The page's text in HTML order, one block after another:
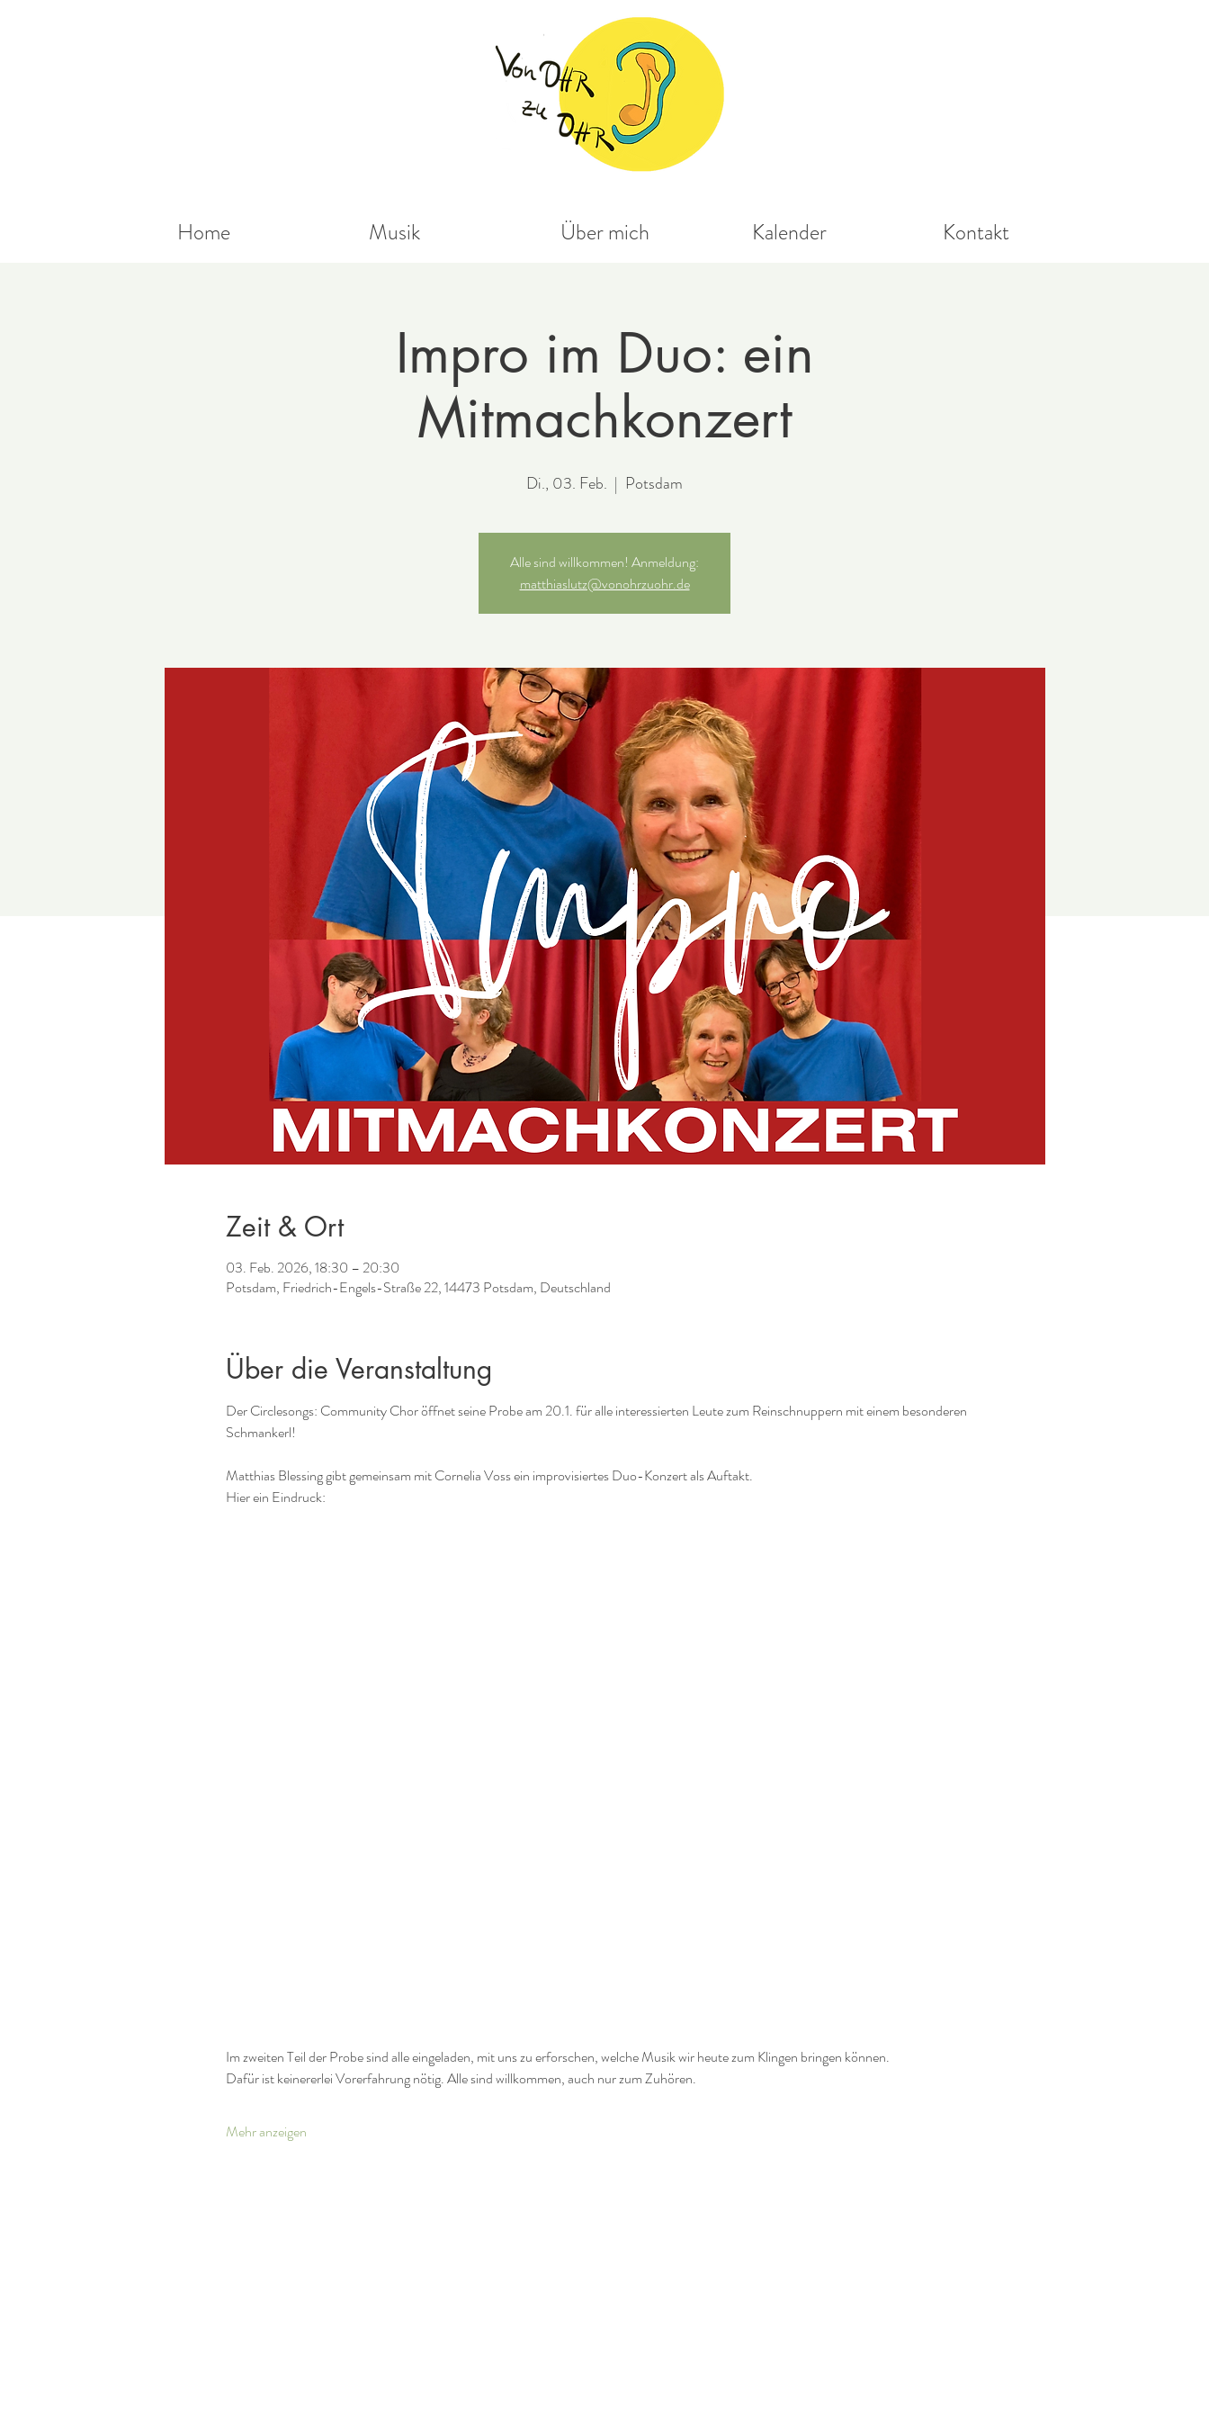
Home Musik Über mich Kalender Kontakt
Impro im Duo: ein
Mitmachkonzert
Di., 03. Feb.
  |
Potsdam
Alle sind willkommen! Anmeldung:
matthiaslutz@vonohrzuohr.de
Zeit & Ort
03. Feb. 2026, 18:30 – 20:30
Potsdam, Friedrich-Engels-Straße 22, 14473 Potsdam, Deutschland
Über die Veranstaltung
Der Circlesongs: Community Chor öffnet seine Probe am 20.1. für alle interessierten Leute zum Reinschnuppern mit einem besonderen
Schmankerl!
Matthias Blessing gibt gemeinsam mit Cornelia Voss ein improvisiertes Duo-Konzert als Auftakt.
Hier ein Eindruck:
Im zweiten Teil der Probe sind alle eingeladen, mit uns zu erforschen, welche Musik wir heute zum Klingen bringen können.
Dafür ist keinererlei Vorerfahrung nötig. Alle sind willkommen, auch nur zum Zuhören.
Mehr anzeigen